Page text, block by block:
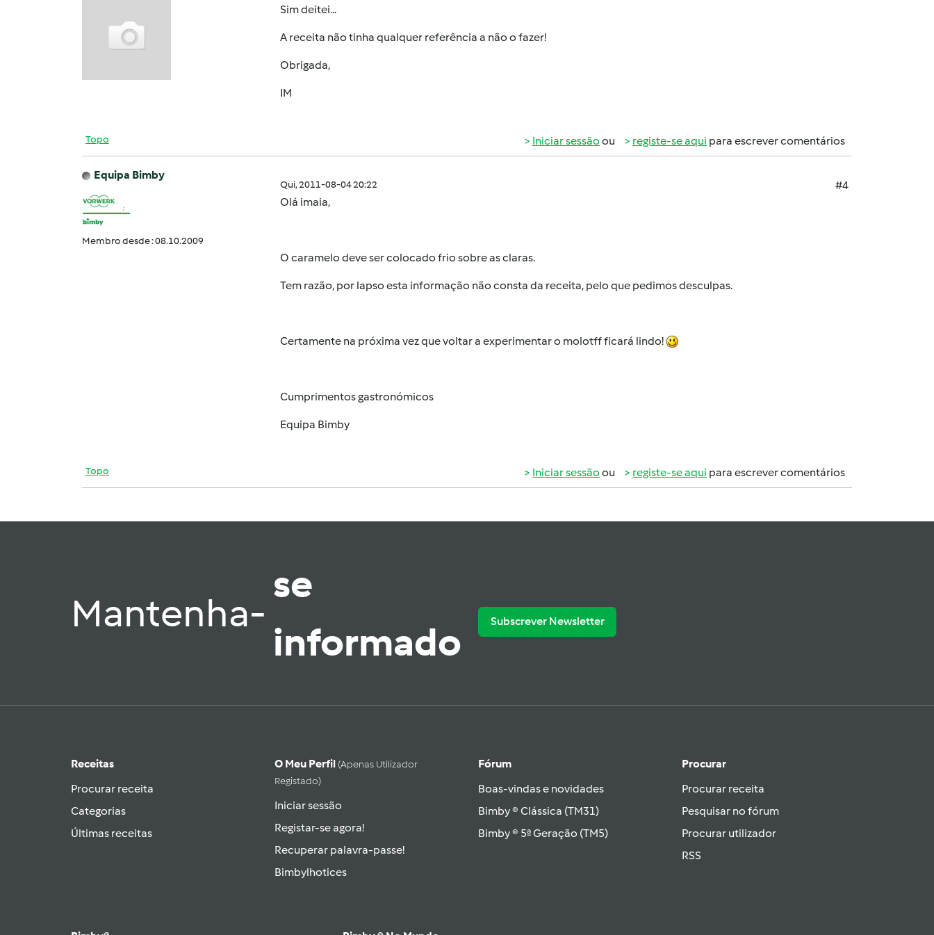
Sim deitei...
A receita não tinha qualquer referência a não o fazer!
Obrigada,
IM
Topo Iniciar sessão ou registe-se aqui para escrever comentários
Equipa Bimby
Membro desde : 08.10.2009
Qui, 2011-08-04 20:22
#4
Olá imaia,
O caramelo deve ser colocado frio sobre as claras.
Tem razão, por lapso esta informação não consta da receita, pelo que pedimos desculpas.
Certamente na próxima vez que voltar a experimentar o molotff ficará lindo!
Cumprimentos gastronómicos
Equipa Bimby
Topo Iniciar sessão ou registe-se aqui para escrever comentários
Mantenha-
se
informado
Subscrever Newsletter
Receitas
Procurar receita
Categorias
Últimas receitas
O Meu Perfil (apenas Utilizador
Registado)
Iniciar sessão
Registar-se agora!
Recuperar palavra-passe!
Bimbylhotices
Fórum
Boas-vindas e novidades
Bimby ® Clássica (TM31)
Bimby ® 5ª Geração (TM5)
Procurar
Procurar receita
Pesquisar no fórum
Procurar utilizador
RSS